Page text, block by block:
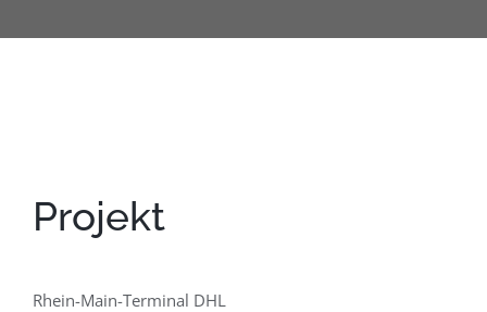
Projekt
Rhein-Main-Terminal DHL